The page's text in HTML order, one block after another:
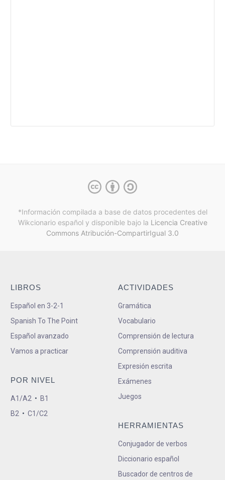
*Información compilada a base de datos procedentes del
Wikcionario español y disponible bajo la Licencia Creative
Commons Atribución-CompartirIgual 3.0
LIBROS
Español en 3-2-1
Spanish To The Point
Español avanzado
Vamos a practicar
POR NIVEL
A1/A2 • B1
B2 • C1/C2
ACTIVIDADES
Gramática
Vocabulario
Comprensión de lectura
Comprensión auditiva
Expresión escrita
Exámenes
Juegos
HERRAMIENTAS
Conjugador de verbos
Diccionario español
Buscador de centros de